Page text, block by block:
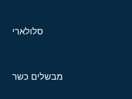
סלולארי
מבשלים כשר